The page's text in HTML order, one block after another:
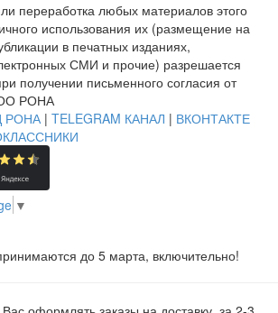
переработка любых материалов этого
использования их (размещение на
в печатных изданиях,
СМИ и прочие) разрешается
получении письменного согласия от
РОНА
РОНА| TELEGRAM КАНАЛ | ВКОНТАКТЕ
▼
до 5 марта, включительно!